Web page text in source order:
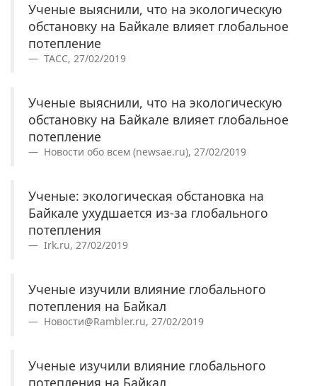
Ученые выяснили, что на экологическую
обстановку на Байкале влияет глобальное
потепление
ТАСС, 27/02/2019
Ученые выяснили, что на экологическую
обстановку на Байкале влияет глобальное
потепление
Новости обо всем (newsae.ru), 27/02/2019
Ученые: экологическая обстановка на
Байкале ухудшается из-за глобального
потепления
Irk.ru, 27/02/2019
Ученые изучили влияние глобального
потепления на Байкал
Новости@Rambler.ru, 27/02/2019
Ученые изучили влияние глобального
потепления на Байкал